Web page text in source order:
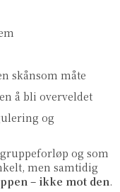
skånsom måte
å bli overveldet
og
og som
men samtidig
– ikke mot den.